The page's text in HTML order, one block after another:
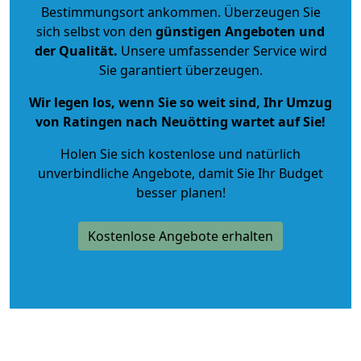
Bestimmungsort ankommen. Überzeugen Sie
sich selbst von den günstigen Angeboten und
der Qualität. Unsere umfassender Service wird
Sie garantiert überzeugen.
Wir legen los, wenn Sie so weit sind, Ihr Umzug
von Ratingen nach Neuötting wartet auf Sie!
Holen Sie sich kostenlose und natürlich
unverbindliche Angebote, damit Sie Ihr Budget
besser planen!
Kostenlose Angebote erhalten